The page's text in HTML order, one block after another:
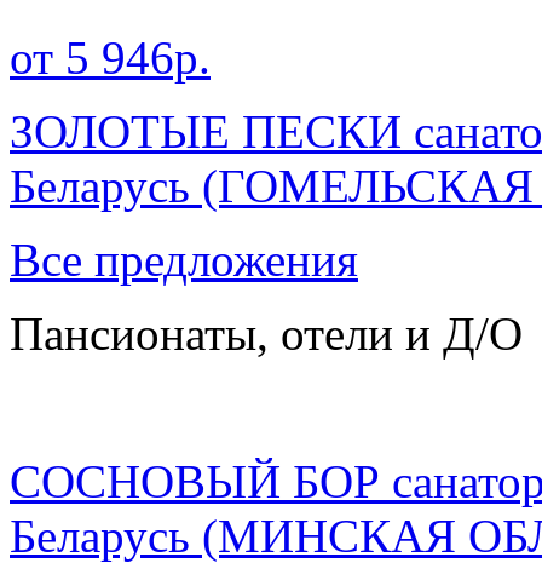
от 5 946р.
ЗОЛОТЫЕ ПЕСКИ
Беларусь (ГОМЕЛЬСКАЯ
Все предложения
Пансионаты, отели и Д/О
СОСНОВЫЙ БОР
Беларусь (МИНСКАЯ